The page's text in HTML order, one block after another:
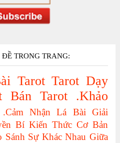
TRONG TRANG:
Tarot Tarot Dạy
Bán Tarot
.Khảo
.Cảm Nhận Lá Bài
Giải
Bí Kiến Thức Cơ Bản
Sánh Sự Khác Nhau Giữa